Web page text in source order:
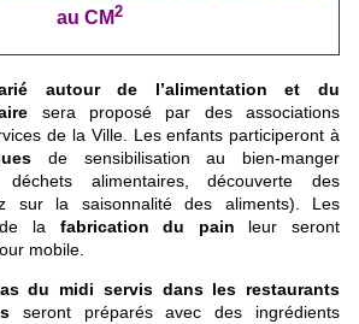
au CM2
autour de l’alimentation et du
sera proposé par des associations
de la Ville. Les enfants participeront à
de sensibilisation au bien-manger
alimentaires, découverte des
sur la saisonnalité des aliments). Les
de la fabrication du pain leur seront
mobile.
du midi servis dans les restaurants
seront
préparés avec des ingrédients